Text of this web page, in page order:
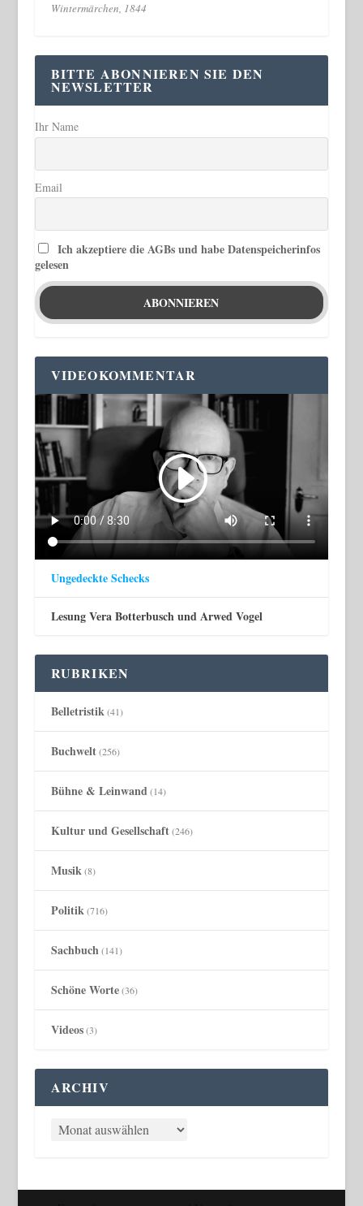
Wintermärchen, 1844
BITTE ABONNIEREN SIE DEN
NEWSLETTER
Ihr Name
Email
Ich akzeptiere die AGBs und habe Datenspeicherinfos
gelesen
VIDEOKOMMENTAR
Ungedeckte Schecks
Lesung Vera Botterbusch und Arwed Vogel
RUBRIKEN
Belletristik (41)
Buchwelt(256)
Bühne & Leinwand (14)
Kultur und Gesellschaft(246)
Musik (8)
Politik (716)
Sachbuch (141)
Schöne Worte(36)
Videos(3)
ARCHIV